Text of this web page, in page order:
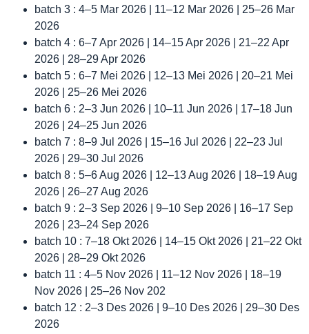
batch 3 : 4–5 Mar 2026 | 11–12 Mar 2026 | 25–26 Mar
2026
batch 4 : 6–7 Apr 2026 | 14–15 Apr 2026 | 21–22 Apr
2026 | 28–29 Apr 2026
batch 5 : 6–7 Mei 2026 | 12–13 Mei 2026 | 20–21 Mei
2026 | 25–26 Mei 2026
batch 6 : 2–3 Jun 2026 | 10–11 Jun 2026 | 17–18 Jun
2026 | 24–25 Jun 2026
batch 7 : 8–9 Jul 2026 | 15–16 Jul 2026 | 22–23 Jul
2026 | 29–30 Jul 2026
batch 8 : 5–6 Aug 2026 | 12–13 Aug 2026 | 18–19 Aug
2026 | 26–27 Aug 2026
batch 9 : 2–3 Sep 2026 | 9–10 Sep 2026 | 16–17 Sep
2026 | 23–24 Sep 2026
batch 10 : 7–18 Okt 2026 | 14–15 Okt 2026 | 21–22 Okt
2026 | 28–29 Okt 2026
batch 11 : 4–5 Nov 2026 | 11–12 Nov 2026 | 18–19
Nov 2026 | 25–26 Nov 202
batch 12 : 2–3 Des 2026 | 9–10 Des 2026 | 29–30 Des
2026